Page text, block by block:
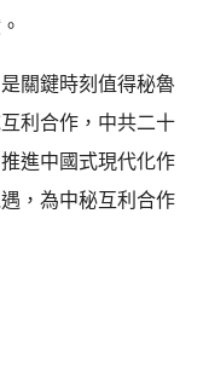
關鍵時刻值得秘魯
利合作，中共二十
進中國式現代化作
，為中秘互利合作